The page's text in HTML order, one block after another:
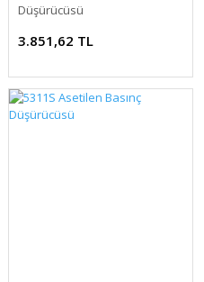
Düşürücüsü
3.851,62 TL